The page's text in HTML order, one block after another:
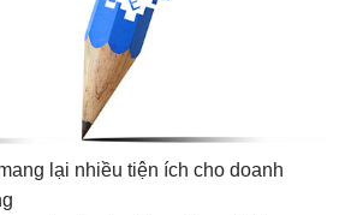
lại nhiều tiện ích cho doanh